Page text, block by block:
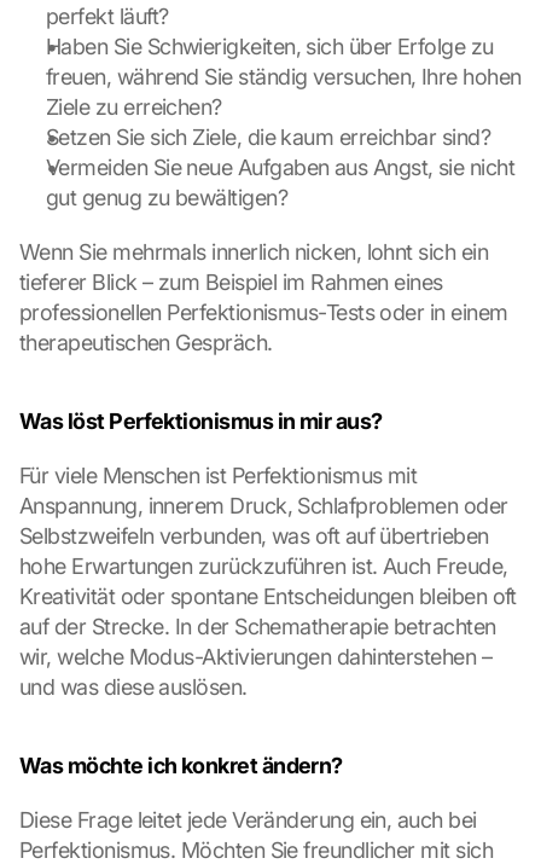
perfekt läuft?
Haben Sie Schwierigkeiten, sich über Erfolge zu
freuen, während Sie ständig versuchen, Ihre hohen
Ziele zu erreichen?
Setzen Sie sich Ziele, die kaum erreichbar sind?
Vermeiden Sie neue Aufgaben aus Angst, sie nicht
gut genug zu bewältigen?
Wenn Sie mehrmals innerlich nicken, lohnt sich ein
tieferer Blick – zum Beispiel im Rahmen eines
professionellen Perfektionismus-Tests oder in einem
therapeutischen Gespräch.
Was löst Perfektionismus in mir aus?
Für viele Menschen ist Perfektionismus mit
Anspannung, innerem Druck, Schlafproblemen oder
Selbstzweifeln verbunden, was oft auf übertrieben
hohe Erwartungen zurückzuführen ist. Auch Freude,
Kreativität oder spontane Entscheidungen bleiben oft
auf der Strecke. In der Schematherapie betrachten
wir, welche Modus-Aktivierungen dahinterstehen –
und was diese auslösen.
Was möchte ich konkret ändern?
Diese Frage leitet jede Veränderung ein, auch bei
Perfektionismus. Möchten Sie freundlicher mit sich
o
o
l
e
M
a
p
a
r
t
u
D
e
i
w
e
r
e
a
e
n